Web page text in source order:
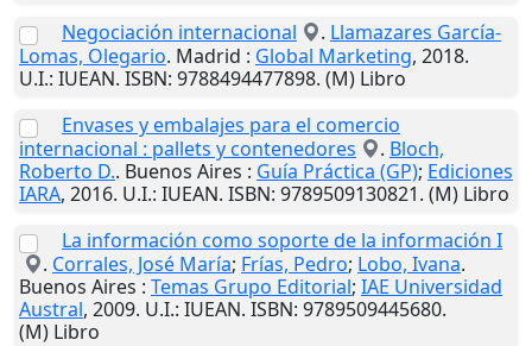
Negociación internacional
. Llamazares García-
Lomas, Olegario. Madrid : Global Marketing, 2018.
U.I.: IUEAN. ISBN: 9788494477898. (M) Libro
Envases y embalajes para el comercio
internacional : pallets y contenedores
. Bloch,
Roberto D.. Buenos Aires : Guía Práctica (GP); Ediciones
IARA, 2016. U.I.: IUEAN. ISBN: 9789509130821. (M) Libro
La información como soporte de la información I
. Corrales, José María; Frías, Pedro; Lobo, Ivana.
Buenos Aires : Temas Grupo Editorial; IAE Universidad
Austral, 2009. U.I.: IUEAN. ISBN: 9789509445680.
(M) Libro